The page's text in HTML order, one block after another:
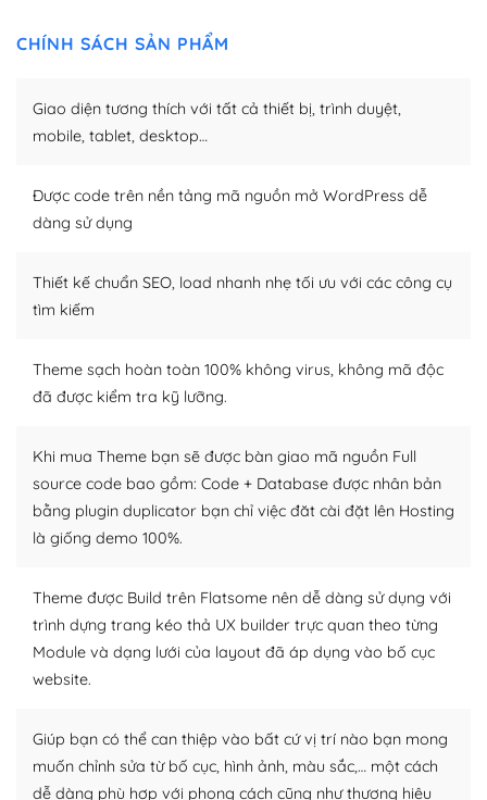
– Dễ dàng tùy chỉnh, sửa chữa
bạn trở nên dễ dàng và nhanh chóng. Với kho Theme
WordPress đa dạng sẽ giúp việc thực hiện các thiết kế
Nếu bạn có các kỹ thuật cơ bản với một theme được
thiết kế tốt, bạn có thể tự sửa đổi. Nếu không bạn có thể
Dễ dàng tùy chỉnh trên WordPress
WordPress là nơi lưu trữ cho một diễn đàn cộng đồng
Nếu bạn gặp khó khăn, bạn có thể lên mạng và tìm
kiếm những cộng đồng WordPress, họ sẽ giúp bạn trả
lời, giải đáp vấn đề của bạn.
– Đa dạng plugin và themes
Plugin mở rộng là thành phần cài đặt thêm vào
Nhờ lượng người dùng đông đảo, thư viện themes và
CHÍNH SÁCH SẢN PHẨM
Giao diện tương thích với tất cả thiết bị, trình duyệt,
mobile, tablet, desktop…
Được code trên nền tảng mã nguồn mở WordPress dễ
dàng sử dụng
Thiết kế chuẩn SEO, load nhanh nhẹ tối ưu với các công cụ
tìm kiếm
Theme sạch hoàn toàn 100% không virus, không mã độc
đã được kiểm tra kỹ lưỡng.
Khi mua Theme bạn sẽ được bàn giao mã nguồn Full
source code bao gồm: Code + Database được nhân bản
bằng plugin duplicator bạn chỉ việc đăt cài đặt lên Hosting
là giống demo 100%.
Theme được Build trên Flatsome nên dễ dàng sử dụng với
trình dựng trang kéo thả UX builder trực quan theo từng
Module và dạng lưới của layout đã áp dụng vào bố cục
website.
Giúp bạn có thể can thiệp vào bất cứ vị trí nào bạn mong
muốn chỉnh sửa từ bố cục, hình ảnh, màu sắc,… một cách
dễ dàng phù hợp với phong cách cũng như thương hiệu